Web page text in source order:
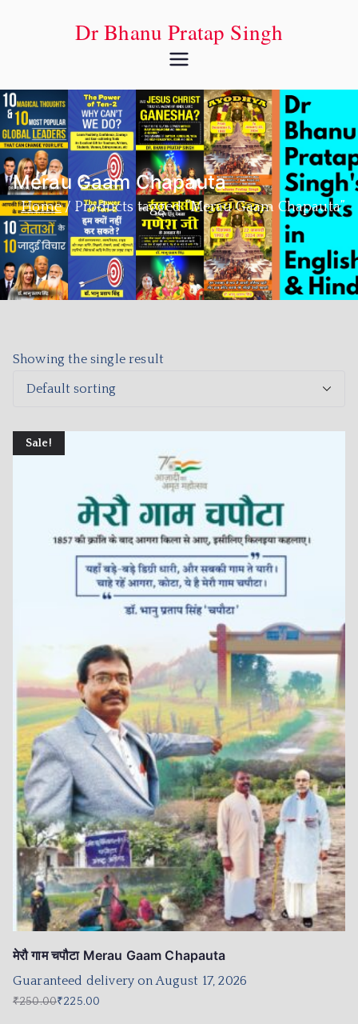
Dr Bhanu Pratap Singh
Merau Gaam Chapauta
Home Products tagged “Merau Gaam Chapauta”
Showing the single result
Sale!
मेरौ गाम चपौटा Merau Gaam Chapauta
Guaranteed delivery on August 17, 2026
₹250.00₹225.00